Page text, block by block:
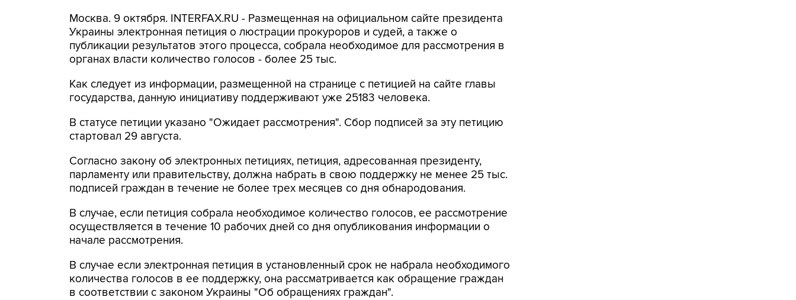
Москва. 9 октября. INTERFAX.RU - Размещенная на официальном сайте президента
Украины электронная петиция о люстрации прокуроров и судей, а также о
публикации результатов этого процесса, собрала необходимое для рассмотрения в
органах власти количество голосов - более 25 тыс.
Как следует из информации, размещенной на странице с петицией на сайте главы
государства, данную инициативу поддерживают уже 25183 человека.
В статусе петиции указано "Ожидает рассмотрения". Сбор подписей за эту петицию
стартовал 29 августа.
Согласно закону об электронных петициях, петиция, адресованная президенту,
парламенту или правительству, должна набрать в свою поддержку не менее 25 тыс.
подписей граждан в течение не более трех месяцев со дня обнародования.
В случае, если петиция собрала необходимое количество голосов, ее рассмотрение
осуществляется в течение 10 рабочих дней со дня опубликования информации о
начале рассмотрения.
В случае если электронная петиция в установленный срок не набрала необходимого
количества голосов в ее поддержку, она рассматривается как обращение граждан
в соответствии с законом Украины "Об обращениях граждан".